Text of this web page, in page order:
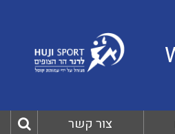
צור קשר